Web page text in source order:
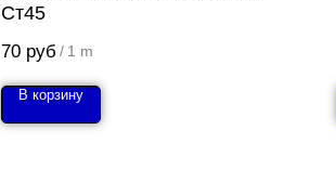
Ст45
70 руб / 1 m
В корзину